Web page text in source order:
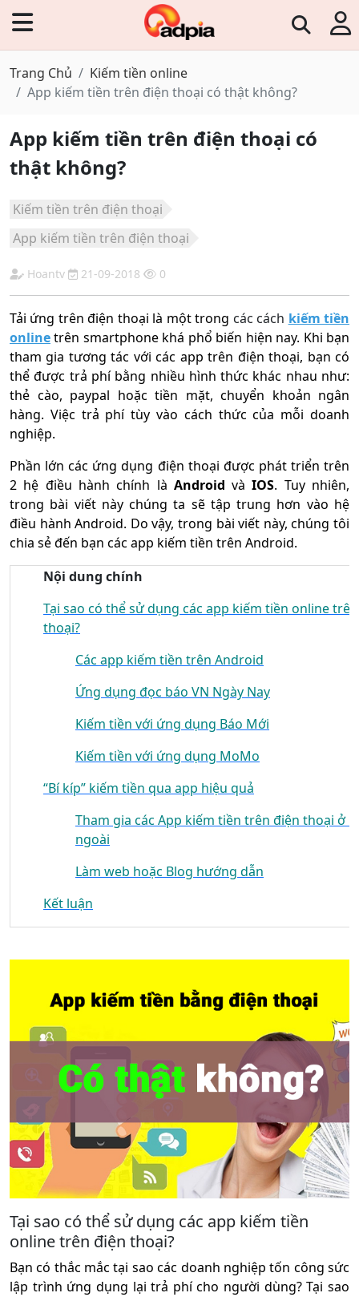
Trang Chủ
Kiếm tiền online
App kiếm tiền trên điện thoại có thật không?
App kiếm tiền trên điện thoại có
thật không?
Kiếm tiền trên điện thoại
App kiếm tiền trên điện thoại
Hoantv 21-09-2018 0
Tải ứng trên điện thoại là một trong các cách kiếm tiền
onlinetrên smartphone khá phổ biến hiện nay. Khi bạn
tham gia tương tác với các app trên điện thoại, bạn có
thể được trả phí bằng nhiều hình thức khác nhau như:
thẻ cào, paypal hoặc tiền mặt, chuyển khoản ngân
hàng. Việc trả phí tùy vào cách thức của mỗi doanh
nghiệp.
Phần lớn các ứng dụng điện thoại được phát triển trên
2 hệ điều hành chính là Android vàIOS. Tuy nhiên,
trong bài viết này chúng ta sẽ tập trung hơn vào hệ
điều hành Android. Do vậy, trong bài viết này, chúng tôi
chia sẻ đến bạn các app kiếm tiền trên Android.
Nội dung chính
Tại sao có thể sử dụng các app kiếm tiền online
thoại?
Các app kiếm tiền trên Android
Ứng dụng đọc báo VN Ngày Nay
Kiếm tiền với ứng dụng Báo Mới
Kiếm tiền với ứng dụng MoMo
“Bí kíp” kiếm tiền qua app hiệu quả
Tham gia các App kiếm tiền trên điện thoại ở
ngoài
Làm web hoặc Blog hướng dẫn
Kết luận
Tại sao có thể sử dụng các app kiếm tiền
online trên điện thoại?
Bạn có thắc mắc tại sao các doanh nghiệp tốn công sức
lập trình ứng dụng lại trả phí cho người dùng? Tại sao